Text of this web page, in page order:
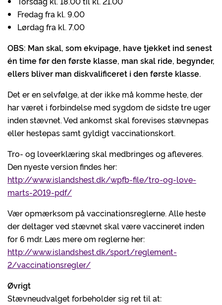
Fredag fra kl. 9.00
Lørdag fra kl. 7.00
OBS: Man skal, som ekvipage, have tjekket ind senest
én time før den første klasse, man skal ride, begynder,
ellers bliver man diskvalificeret i den første klasse.
Det er en selvfølge, at der ikke må komme heste, der
har været i forbindelse med sygdom de sidste tre uger
inden stævnet. Ved ankomst skal forevises stævnepas
eller hestepas samt gyldigt vaccinationskort.
Tro- og loveerklæring skal medbringes og afleveres.
Den nyeste version findes her:
http://www.islandshest.dk/wpfb-file/tro-og-love-
marts-2019-pdf/
Vær opmærksom på vaccinationsreglerne. Alle heste
der deltager ved stævnet skal være vaccineret inden
for 6 mdr. Læs mere om reglerne her:
http://www.islandshest.dk/sport/reglement-
2/vaccinationsregler/
Øvrigt
Stævneudvalget forbeholder sig ret til at: